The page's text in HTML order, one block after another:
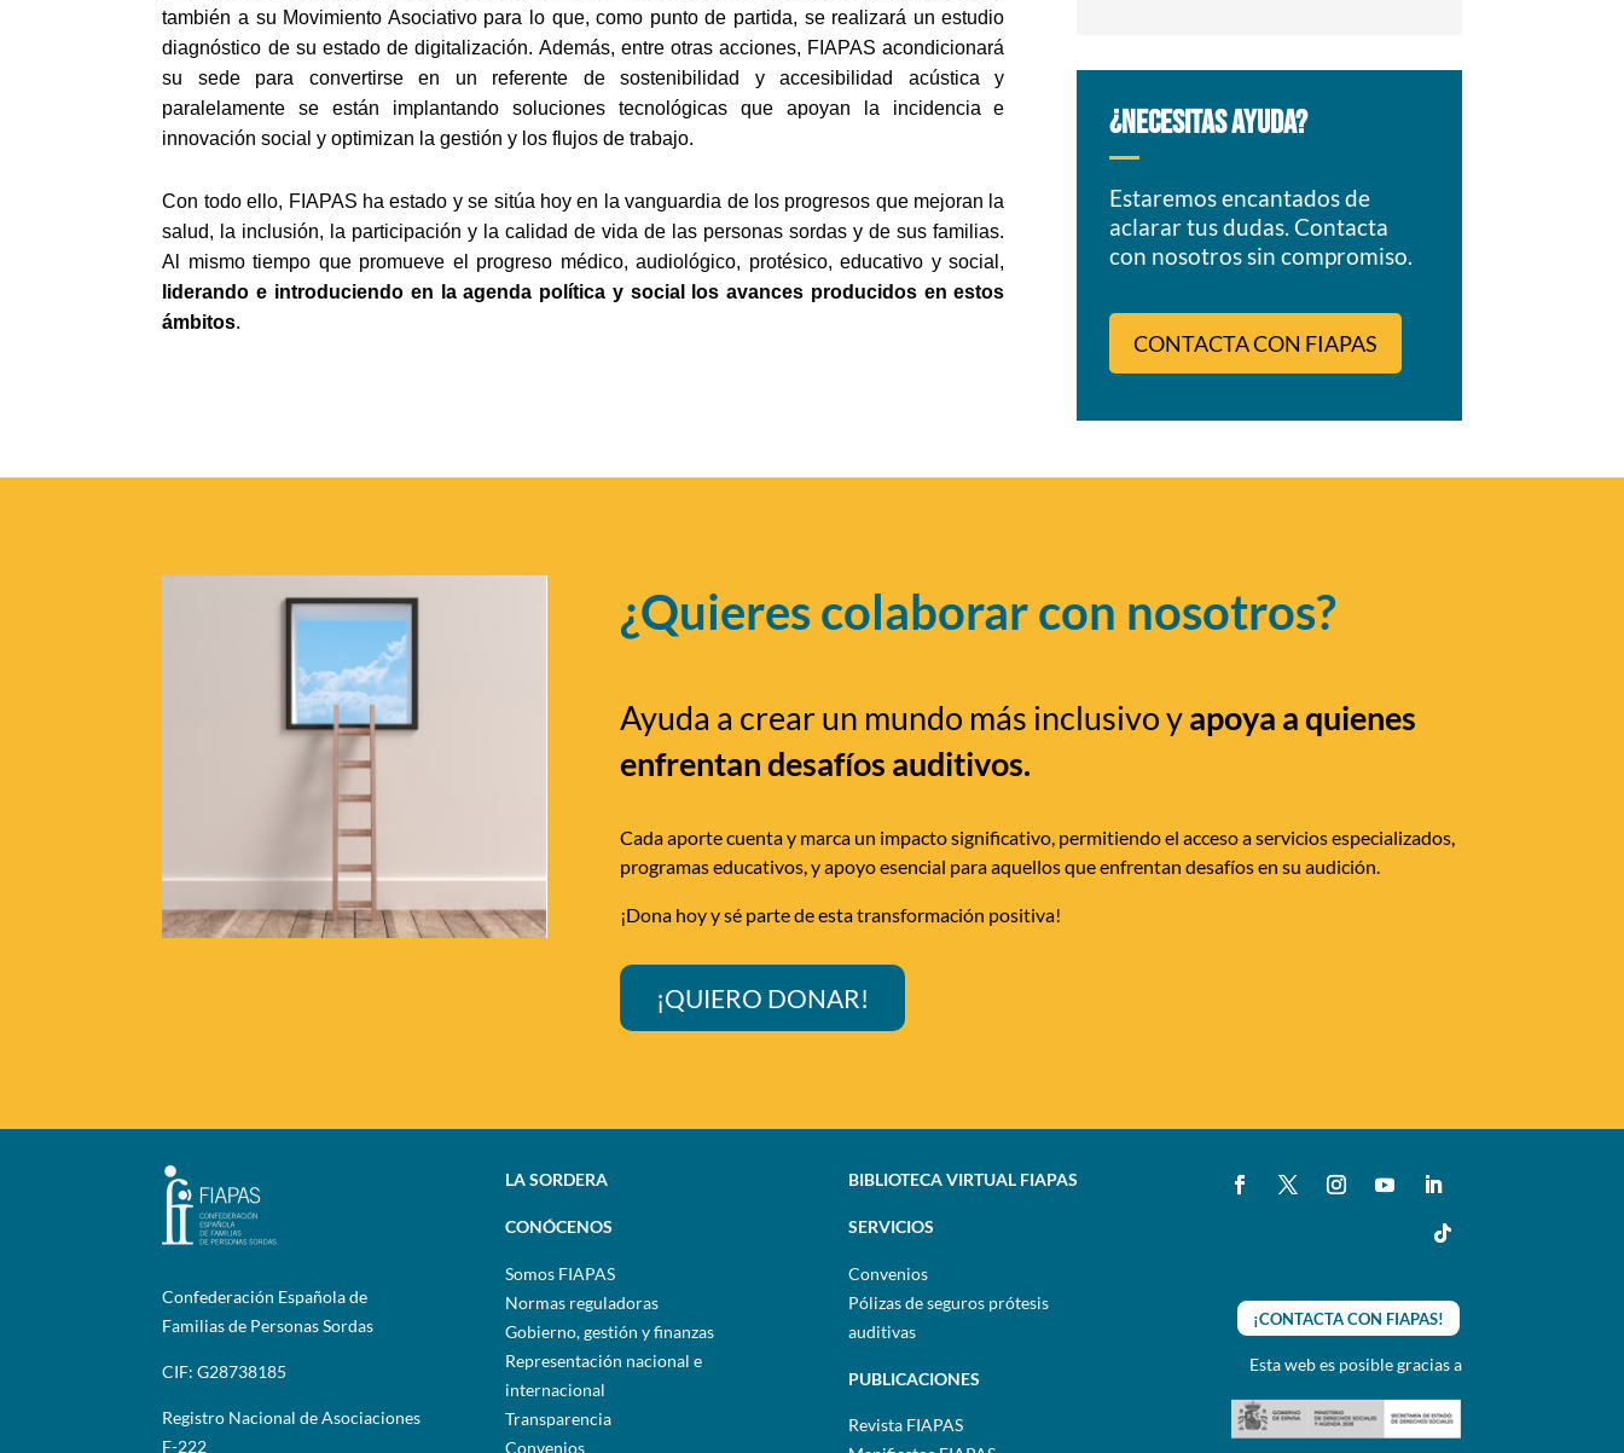
también a su Movimiento Asociativo para lo que, como punto de partida, se realizará un estudio
diagnóstico de su estado de digitalización. Además, entre otras acciones, FIAPAS acondicionará
su sede para convertirse en un referente de sostenibilidad y accesibilidad acústica y
paralelamente se están implantando soluciones tecnológicas que apoyan la incidencia e
innovación social y optimizan la gestión y los flujos de trabajo.
Con todo ello, FIAPAS ha estado y se sitúa hoy en la vanguardia de los progresos que mejoran la
salud, la inclusión, la participación y la calidad de vida de las personas sordas y de sus familias.
Al mismo tiempo que promueve el progreso médico, audiológico, protésico, educativo y social,
liderando e introduciendo en la agenda política y social los avances producidos en estos
ámbitos.
¿NECESITAS AYUDA?
Estaremos encantados de
aclarar tus dudas. Contacta
con nosotros sin compromiso.
CONTACTA CON FIAPAS
¿Quieres colaborar con nosotros?
Ayuda a crear un mundo más inclusivo yapoya a quienes
enfrentan desafíos auditivos.
Cada aporte cuenta y marca un impacto significativo, permitiendo el acceso a servicios especializados,
programas educativos, y apoyo esencial para aquellos que enfrentan desafíos en su audición.
¡Dona hoy y sé parte de esta transformación positiva!
¡QUIERO DONAR!
Confederación Española de
Familias de Personas Sordas
CIF: G28738185
Registro Nacional de Asociaciones
F-222
LA SORDERA
CONÓCENOS
Somos FIAPAS
Normas reguladoras
Gobierno, gestión y finanzas
Representación nacional e
internacional
Transparencia
Convenios
BIBLIOTECA VIRTUAL FIAPAS
SERVICIOS
Convenios
Pólizas de seguros prótesis
auditivas
PUBLICACIONES
Revista FIAPAS
¡CONTACTA CON FIAPAS!
Esta web es posible gracias a